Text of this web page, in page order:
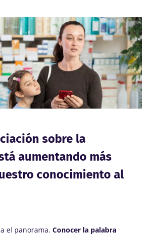
sobre la
aumentando más
conocimiento al
el panorama. Conocer la palabra